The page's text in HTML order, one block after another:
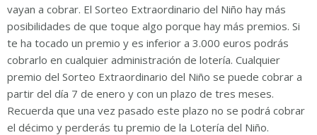
vayan a cobrar. El Sorteo Extraordinario del Niño hay más
posibilidades de que toque algo porque hay más premios. Si
te ha tocado un premio y es inferior a 3.000 euros podrás
cobrarlo en cualquier administración de lotería. Cualquier
premio del Sorteo Extraordinario del Niño se puede cobrar a
partir del día 7 de enero y con un plazo de tres meses.
Recuerda que una vez pasado este plazo no se podrá cobrar
el décimo y perderás tu premio de la Lotería del Niño.